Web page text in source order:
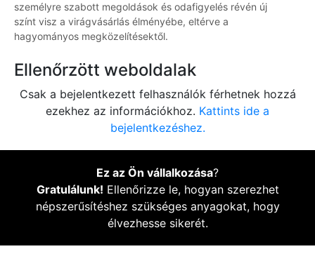
személyre szabott megoldások és odafigyelés révén új
színt visz a virágvásárlás élményébe, eltérve a
hagyományos megközelítésektől.
Ellenőrzött weboldalak
Csak a bejelentkezett felhasználók férhetnek hozzá
ezekhez az információkhoz. Kattints ide a
bejelentkezéshez.
Ez az Ön vállalkozása?
Gratulálunk! Ellenőrizze le, hogyan szerezhet
népszerűsítéshez szükséges anyagokat, hogy
élvezhesse sikerét.